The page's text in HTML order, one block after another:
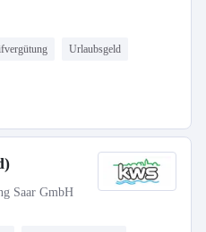
Urlaubsgeld
Saar GmbH